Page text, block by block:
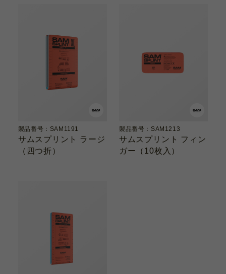
製品番号：SAM1191
サムスプリント ラージ
（四つ折）
製品番号：SAM1213
サムスプリント フィン
ガー（10枚入）